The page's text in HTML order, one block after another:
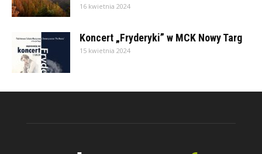
16 kwietnia 2024
Koncert „Fryderyki” w MCK Nowy Targ
15 kwietnia 2024